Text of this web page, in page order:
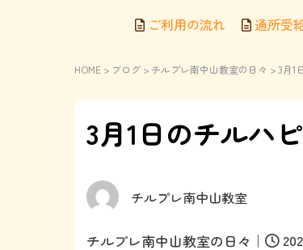
ご利用の流れ 通所受
HOME > ブログ > チルプレ南中山教室の日々 > 3月1
3月1日のチルハ
チルプレ南中山教室
チルプレ南中山教室の日々 ｜